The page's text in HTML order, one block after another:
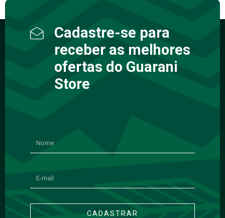
Cadastre-se para
receber as melhores
ofertas do Guarani
Store
CADASTRAR